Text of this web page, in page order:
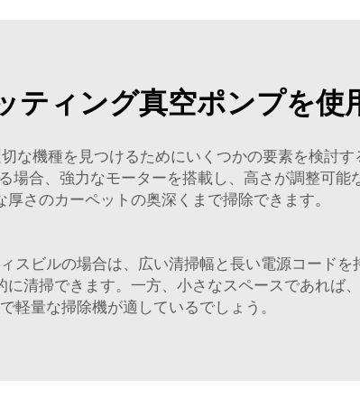
ティング真空ポンプを使
な機種を見つけるためにいくつかの要素を検討
合、強力なモーターを搭載し、高さが調整可能
さのカーペットの奥深くまで掃除できます。
スビルの場合は、広い清掃幅と長い電源コード
清掃できます。一方、小さなスペースであれば
軽量な掃除機が適しているでしょう。